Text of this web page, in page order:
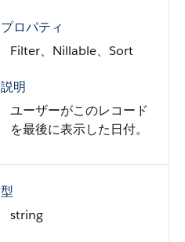
プロパティ
Filter、Nillable、Sort
説明
ユーザーがこのレコード
を最後に表示した日付。
型
string